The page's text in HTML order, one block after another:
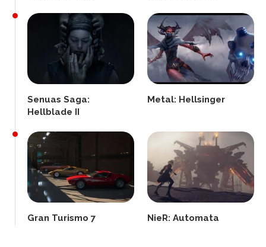
Senuas Saga:
Hellblade II
Metal: Hellsinger
Gran Turismo 7 NieR: Automata